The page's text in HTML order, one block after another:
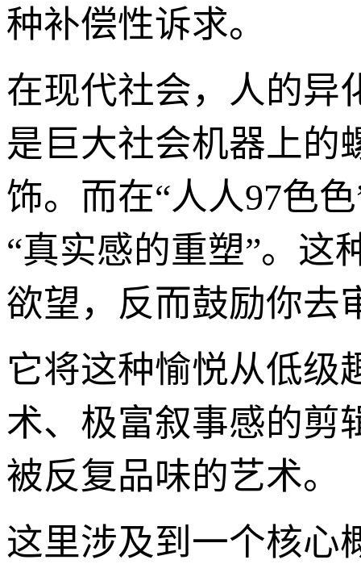
种补偿性诉求。
在现代社会，人的异
是巨大社会机器上的
饰。而在“人人97色
“真实感的重塑”。这
欲望，反而鼓励你去
它将这种愉悦从低级
术、极富叙事感的剪
被反复品味的艺术。
这里涉及到一个核心